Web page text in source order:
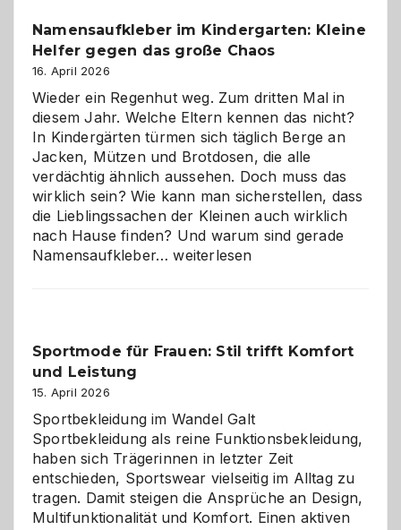
ist
eine
die
richtige
Wahl?
Namensaufkleber im Kindergarten: Kleine
Helfer gegen das große Chaos
16. April 2026
Wieder ein Regenhut weg. Zum dritten Mal in
diesem Jahr. Welche Eltern kennen das nicht?
In Kindergärten türmen sich täglich Berge an
Jacken, Mützen und Brotdosen, die alle
verdächtig ähnlich aussehen. Doch muss das
wirklich sein? Wie kann man sicherstellen, dass
die Lieblingssachen der Kleinen auch wirklich
nach Hause finden? Und warum sind gerade
Namensaufkleber…Namensaufkleber
gegen
Chaos
weiterlesen
Sportmode für Frauen: Stil trifft Komfort
und Leistung
15. April 2026
Sportbekleidung im Wandel Galt
Sportbekleidung als reine Funktionsbekleidung,
haben sich Trägerinnen in letzter Zeit
entschieden, Sportswear vielseitig im Alltag zu
tragen. Damit steigen die Ansprüche an Design,
Multifunktionalität und Komfort. Einen aktiven